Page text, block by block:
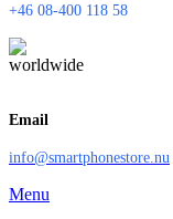
+46 08-400 118 58
Email
info@smartphonestore.nu
Menu